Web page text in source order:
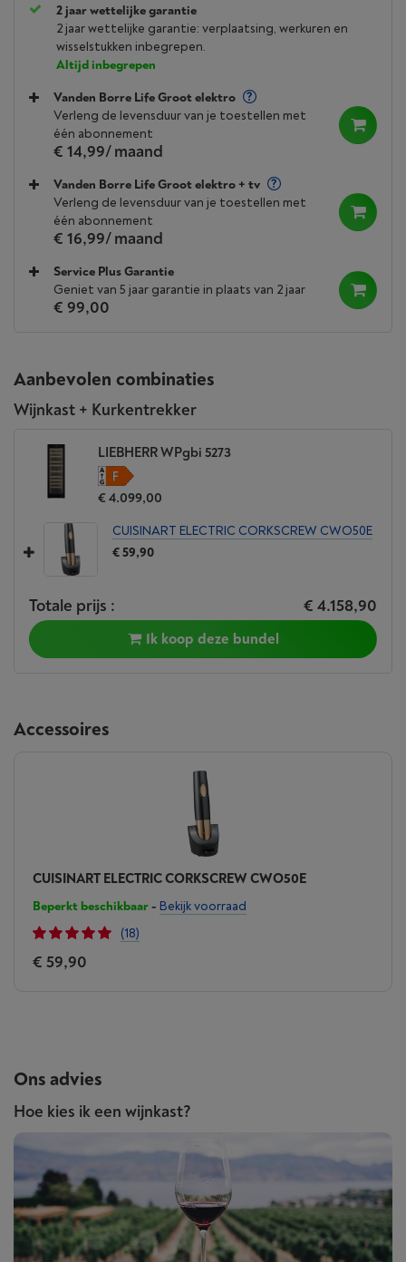
2 jaar wettelijke garantie
2 jaar wettelijke garantie: verplaatsing, werkuren en
wisselstukken inbegrepen.
Altijd inbegrepen
Vanden Borre Life Groot elektro
Verleng de levensduur van je toestellen met
één abonnement
€ 14,99/ maand
Vanden Borre Life Groot elektro + tv
Verleng de levensduur van je toestellen met
één abonnement
€ 16,99/ maand
Service Plus Garantie
Geniet van 5 jaar garantie in plaats van 2 jaar
€ 99,00
Aanbevolen combinaties
Wijnkast + Kurkentrekker
LIEBHERR WPgbi 5273
€ 4.099,00
CUISINART ELECTRIC CORKSCREW CWO50E
€ 59,90
Totale prijs : € 4.158,90
Ik koop deze bundel
Accessoires
CUISINART ELECTRIC CORKSCREW CWO50E
Beperkt beschikbaar- Bekijk voorraad
(18)
€ 59,90
Ons advies
Hoe kies ik een wijnkast?